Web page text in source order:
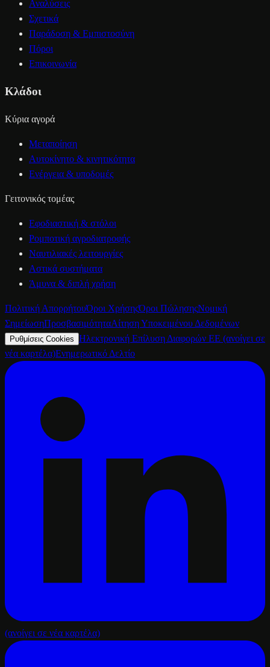
Αναλύσεις
Σχετικά
Παράδοση & Εμπιστοσύνη
Πόροι
Επικοινωνία
Κλάδοι
Κύρια αγορά
Μεταποίηση
Αυτοκίνητο & κινητικότητα
Ενέργεια & υποδομές
Γειτονικός τομέας
Εφοδιαστική & στόλοι
Ρομποτική αγροδιατροφής
Ναυτιλιακές λειτουργίες
Αστικά συστήματα
Άμυνα & διπλή χρήση
Πολιτική ΑπορρήτουΌροι ΧρήσηςΌροι ΠώλησηςΝομική
ΣημείωσηΠροσβασιμότηταΑίτηση Υποκειμένου Δεδομένων
Ρυθμίσεις Cookies Ηλεκτρονική Επίλυση Διαφορών ΕΕ (ανοίγει σε
νέα καρτέλα)Ενημερωτικό Δελτίο
(ανοίγει σε νέα καρτέλα)